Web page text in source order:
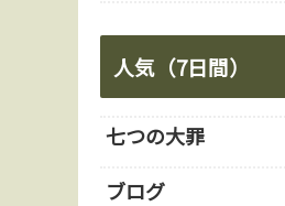
人気（7日間）
七つの大罪
ブログ